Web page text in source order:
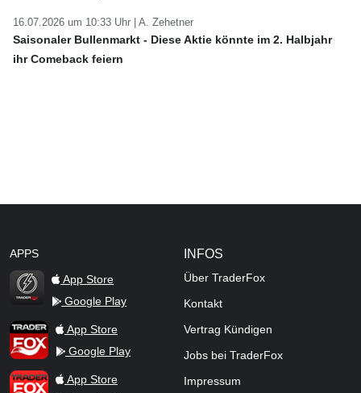
16.07.2026 um 10:33 Uhr | A. Zehetner
Saisonaler Bullenmarkt - Diese Aktie könnte im 2. Halbjahr
ihr Comeback feiern
APPS
TraderFox Flash
App Store
Google Play
TraderFox AppApp Store
Google Play
TraderFox ProApp Store
INFOS
Über TraderFox
Kontakt
Vertrag Kündigen
Jobs bei TraderFox
Impressum